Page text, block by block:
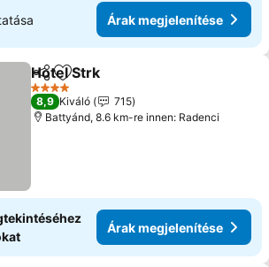
Árak megjelenítése
Megosztás
Hozzáadás a kedvencekhez
Hotel Strk
4 Kategória
8,9 Kiváló
715
Battyánd, 8.6 km-re innen: Radenci
Árak megjelenítése